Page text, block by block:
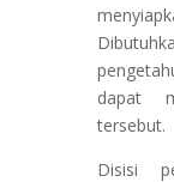
dapat
tersebut.
Disisi